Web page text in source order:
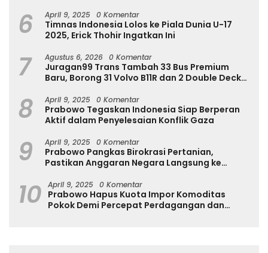
6 April 9, 2025 0 Komentar
Timnas Indonesia Lolos ke Piala Dunia U-17
2025, Erick Thohir Ingatkan Ini
7 Agustus 6, 2026 0 Komentar
Juragan99 Trans Tambah 33 Bus Premium
Baru, Borong 31 Volvo B11R dan 2 Double Decker
8 April 9, 2025 0 Komentar
Prabowo Tegaskan Indonesia Siap Berperan
Aktif dalam Penyelesaian Konflik Gaza
9 April 9, 2025 0 Komentar
Prabowo Pangkas Birokrasi Pertanian,
Pastikan Anggaran Negara Langsung ke
10 April 9, 2025 0 Komentar
Prabowo Hapus Kuota Impor Komoditas
Pokok Demi Percepat Perdagangan dan